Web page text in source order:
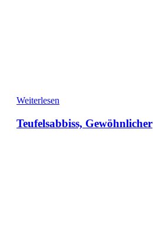
Weiterlesen
Teufelsabbiss, Gewöhnlicher